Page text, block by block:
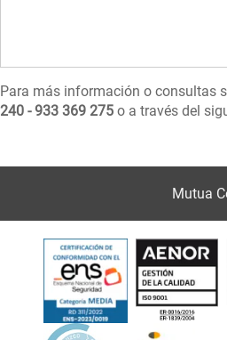
Para más información o consultas
240 - 933 369 275 o a través del
Mutua